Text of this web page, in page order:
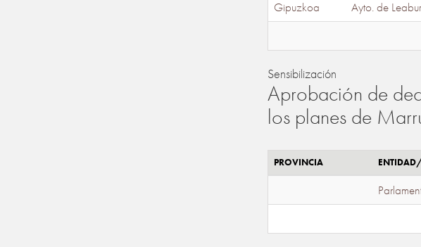
Gipuzkoa
Ayto. de
Sensibilización
Aprobación de
los planes de
PROVINCIA